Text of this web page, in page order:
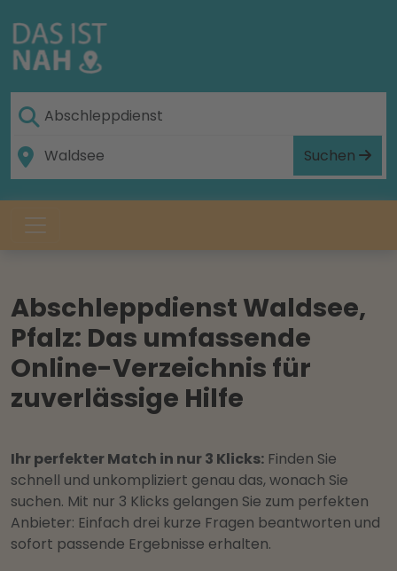
Suchen
Abschleppdienst Waldsee,
Pfalz: Das umfassende
Online-Verzeichnis für
zuverlässige Hilfe
Ihr perfekter Match in nur 3 Klicks: Finden Sie
schnell und unkompliziert genau das, wonach Sie
suchen. Mit nur 3 Klicks gelangen Sie zum perfekten
Anbieter: Einfach drei kurze Fragen beantworten und
sofort passende Ergebnisse erhalten.